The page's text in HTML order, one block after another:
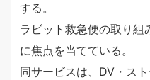
する。
ラビット救急便の取り組
に焦点を当てている。
同サービスは、DV・ス